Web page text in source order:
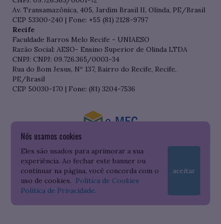
Nós usamos cookies
Eles são usados para aprimorar a sua
experiência. Ao fechar este banner ou
continuar na página, você concorda com o
uso de cookies. Política de Cookies
Política de Privacidade.
aceitar
Av. Transamazônica, 405, Jardim Brasil II, Olinda, PE/Brasil
CEP 53300-240 | Fone: +55 (81) 2128-9797
Recife
Faculdade Barros Melo Recife - UNIAESO
Razão Social: AESO- Ensino Superior de Olinda LTDA
CNPJ: CNPJ: 09.726.365/0003-34
Rua do Bom Jesus, Nº 137, Bairro do Recife, Recife,
PE/Brasil
CEP 50030-170 | Fone: (81) 3204-7536
Consulte o cadastro da Instituição no Sistema do e-MEC